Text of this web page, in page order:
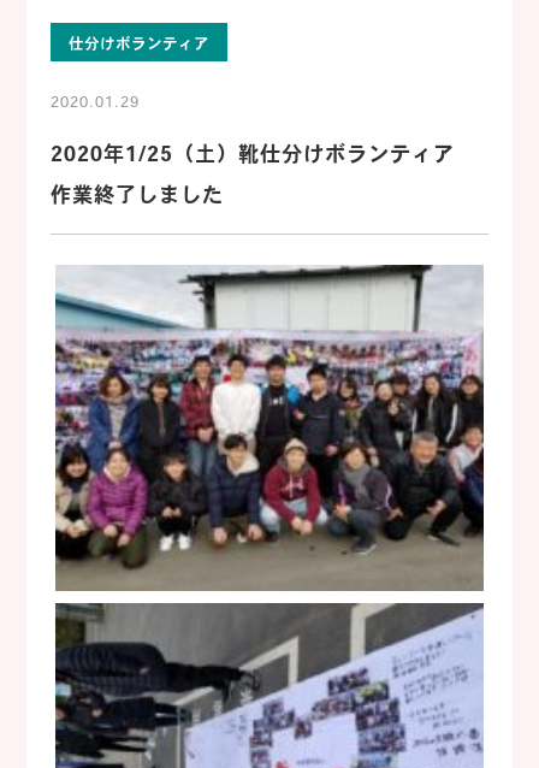
仕分けボランティア
2020.01.29
2020年1/25（土）靴仕分けボランティア
作業終了しました